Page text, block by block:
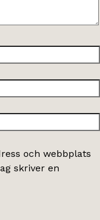
och webbplats
skriver en